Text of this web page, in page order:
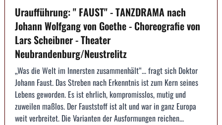
Uraufführung: " FAUST" - TANZDRAMA nach
Johann Wolfgang von Goethe - Choreografie von
Lars Scheibner - Theater
Neubrandenburg/Neustrelitz
„Was die Welt im Innersten zusammenhält“... fragt sich Doktor
Johann Faust. Das Streben nach Erkenntnis ist zum Kern seines
Lebens geworden. Es ist ehrlich, kompromisslos, mutig und
zuweilen maßlos. Der Fauststoff ist alt und war in ganz Europa
weit verbreitet. Die Varianten der Ausformungen reichen...